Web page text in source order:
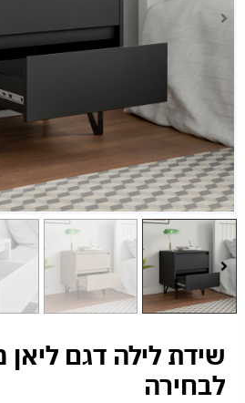
שידת לילה דגם ליאן
לבחירה